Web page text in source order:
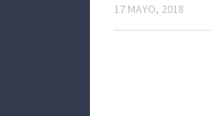
17 MAYO, 2018